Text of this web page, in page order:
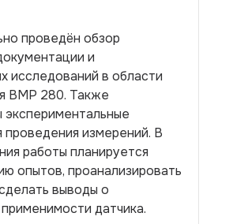
проведён обзор
и
исследований в области
BMP 280. Также
экспериментальные
проведения измерений. В
работы планируется
опытов, проанализировать
выводы о
датчика.